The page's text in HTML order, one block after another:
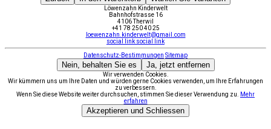
Löwenzahn Kinderwelt
Bahnhofstrasse 16
4106 Therwil
+41 78 250 40 25
loewenzahn.kinderwelt@gmail.com
social link social link
Datenschutz-Bestimmungen Sitemap
Nein, behalten Sie es Ja, jetzt entfernen
Wir verwenden Cookies.
Wir kümmern uns um Ihre Daten und würden gerne Cookies verwenden, um Ihre Erfahrungen
zu verbessern.
Wenn Sie diese Website weiter durchsuchen, stimmen Sie dieser Verwendung zu.
Mehr
erfahren
Akzeptieren und Schliessen